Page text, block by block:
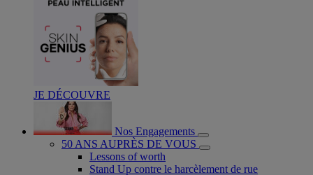
JE DÉCOUVRE
Nos Engagements
50 ANS AUPRÈS DE VOUS
Lessons of worth
Stand Up contre le harcèlement de rue